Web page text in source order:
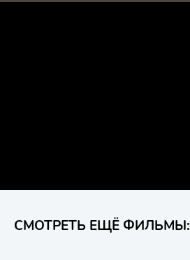
СМОТРЕТЬ ЕЩЁ ФИЛЬМЫ: